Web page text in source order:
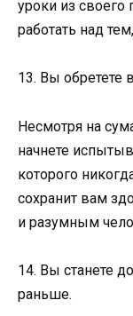
уроки из своего
работать над
13. Вы обретете
Несмотря на
начнете
которого
сохранит вам
и разумным
14. Вы станете
раньше.